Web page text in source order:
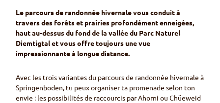
Le parcours de randonnée hivernale vous conduit à
travers des forêts et prairies profondément enneigées,
haut au-dessus du fond de la vallée du Parc Naturel
Diemtigtal et vous offre toujours une vue
impressionnante à longue distance.
Avec les trois variantes du parcours de randonnée hivernale à
Springenboden, tu peux organiser ta promenade selon ton
envie : les possibilités de raccourcis par Ahorni ou Chüeweid